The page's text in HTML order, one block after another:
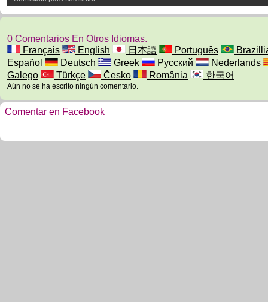
0 Comentarios En Otros Idiomas.
Français
English 日本語 Português
Español
Deutsch Greek Русский
Nederlands
Galego
Türkçe Česko România 한국어
Aún no se ha escrito ningún comentario.
Comentar en Facebook